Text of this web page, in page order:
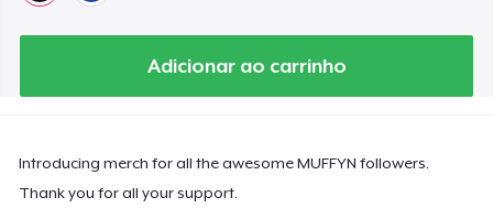
Adicionar ao carrinho
Introducing merch for all the awesome MUFFYN followers.
Thank you for all your support.